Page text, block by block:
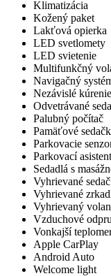
Klimatizácia
Kožený paket
Lakťová opierka
LED svetlomety
LED svietenie
Multifunkčný
Navigačný
Nezávislé kúrenie
Odvetrávané
Palubný počítač
Pamäťové
Parkovacie
Parkovací asistent
Sedadlá s
Vyhrievané
Vyhrievané
Vyhrievaný
Vzduchové
Vonkajší
Apple CarPlay
Android Auto
Welcome light